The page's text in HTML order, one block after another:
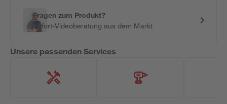
Fragen zum Produkt?
Sofort-Videoberatung aus dem Markt
Unsere passenden Services